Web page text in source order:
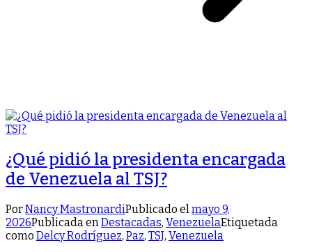
¿Qué pidió la presidenta encargada
de Venezuela al TSJ?
PorNancy MastronardiPublicado el mayo 9,
2026Publicada en Destacadas, VenezuelaEtiquetada
como Delcy Rodríguez, Paz, TSJ, Venezuela